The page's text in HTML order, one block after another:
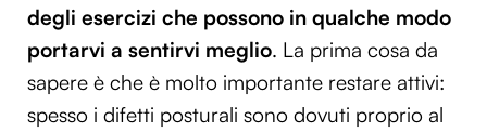
degli esercizi che possono in qualche modo
portarvi a sentirvi meglio. La prima cosa da
sapere è che è molto importante restare attivi:
spesso i difetti posturali sono dovuti proprio al